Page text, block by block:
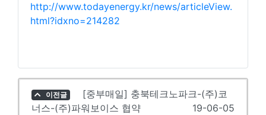
http://www.todayenergy.kr/news/articleView.
html?idxno=214282
이전글
[중부매일] 충북테크노파크-(주)코
너스-(주)파워보이스 협약
19-06-05